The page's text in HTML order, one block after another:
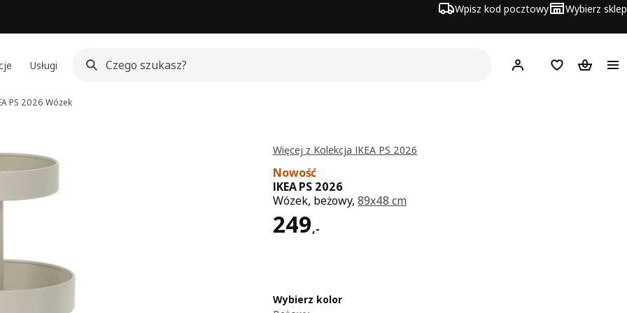
Wpisz kod pocztowy Wybierz sklep
Usługi Hej! Zaloguj się
Lista zakupowa
Koszyk
PS 2026 Wózek
Więcej z Kolekcja IKEA PS 2026
Nowość
IKEA PS 2026
Wózek, beżowy,89x48 cm
249,-
Cena 249,-
Wybierz kolor